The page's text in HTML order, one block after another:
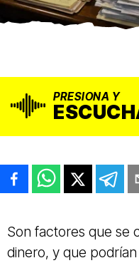
PRESIONA Y
Son factores que se
dinero, y que